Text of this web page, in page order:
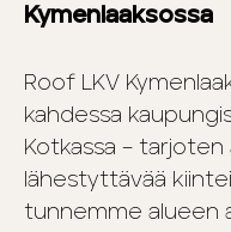
Kymenlaaksossa
Roof LKV
kahdessa
Kotkassa –
lähestyttävää
tunnemme alueen